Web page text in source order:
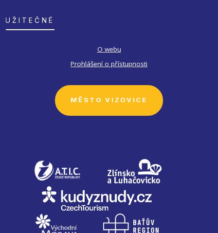
UŽITEČNÉ
O webu
Prohlášení o přístupnosti
MĚSTO VIZOVICE